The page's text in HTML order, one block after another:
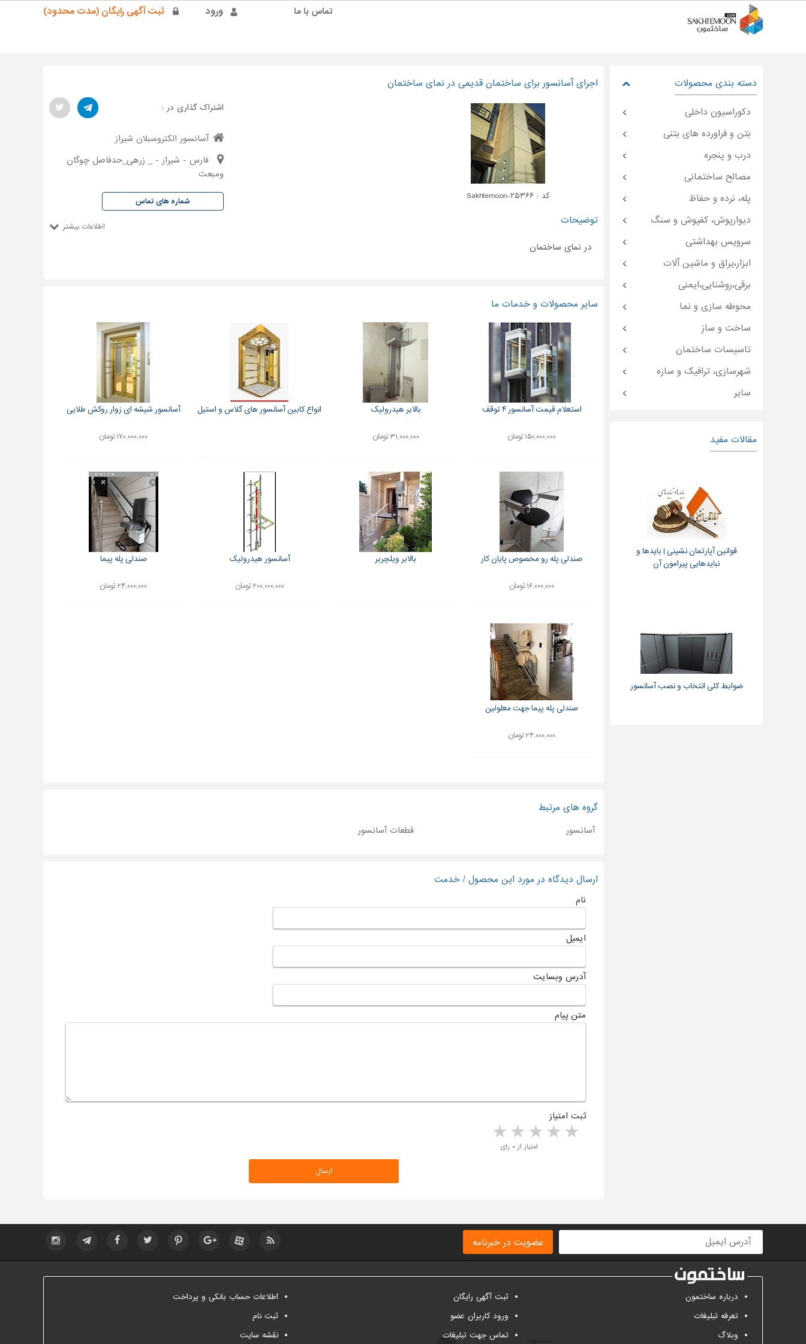
ورود ثبت آگهی رایگان (مدت محدود) تماس با ما
اجرای آسانسور برای ساختمان قدیمی در نمای ساختمان
کد : Sakhtemoon-۲۵۳۶۶
توضیحات
در نمای ساختمان
اشتراک گذاری در :
آسانسور الکتروسبلان شیراز
فارس - شیراز - _ زرهی_حدفاصل چوگان
ومبعث
شماره های تماس
اطلاعات بیشتر
سایر محصولات و خدمات ما
استعلام قیمت آسانسور ۴ توقف
۱۵۰,۰۰۰,۰۰۰ تومان
بالابر هیدرولیک
۳۱,۰۰۰,۰۰۰ تومان
انواع کابین آسانسور های گلاس و استیل آسانسور شیشه ای زوار روکش طلایی
۱۷۰,۰۰۰,۰۰۰ تومان
صندلی پله رو مخصوص پایان کار
۱۶,۰۰۰,۰۰۰ تومان
بالابر ویلچربر آسانسور هیدرولیک
۲۰۰,۰۰۰,۰۰۰ تومان
صندلی پله پیما
۲۴,۰۰۰,۰۰۰ تومان
صندلی پله پیما جهت معلولین
۲۴,۰۰۰,۰۰۰ تومان
گروه های مرتبط
آسانسور قطعات آسانسور
ارسال دیدگاه در مورد این محصول / خدمت
نام
ایمیل
آدرس وبسایت
متن پیام
ثبت امتیاز
4 stars 3 stars 2 stars 1 star امتیاز از ۰ رای
دسته بندی محصولات
دکوراسیون داخلی
بتن و فراورده های بتنی
درب و پنجره
مصالح ساختمانی
پله، نرده و حفاظ
دیوارپوش، کفپوش و سنگ
سرویس بهداشتی
ابزار،یراق و ماشین آلات
برقی،روشنایی،ایمنی
محوطه سازی و نما
ساخت و ساز
تاسیسات ساختمان
شهرسازی، ترافیک و سازه
سایر
مقالات مفید
قوانین آپارتمان نشینی | بایدها و
نبایدهایی پیرامون آن
ضوابط کلی انتخاب و نصب آسانسور
عضویت در خبرنامه
درباره ساختمون
تعرفه تبلیغات
وبلاگ
ثبت آگهی رایگان
ورود کاربران عضو
تماس جهت تبلیغات
اطلاعات حساب بانکی و پرداخت
ثبت نام
نقشه سایت